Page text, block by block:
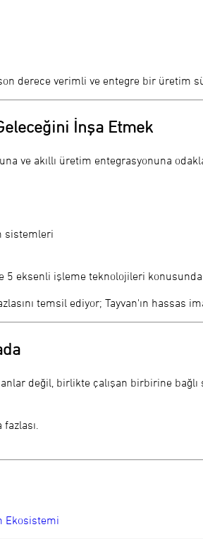
derece verimli ve entegre bir üretim
İnşa Etmek
ve akıllı üretim entegrasyonuna
sistemleri
5 eksenli işleme teknolojileri konusunda
temsil ediyor; Tayvan'ın hassas
değil, birlikte çalışan birbirine
Ekosistemi